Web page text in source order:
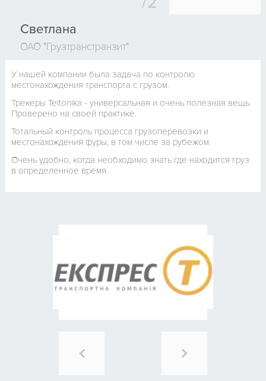
Светлана
ОАО "Грузтранстранзит"
У нашей компании была задача по контролю
местонахождения транспорта с грузом.
Трекеры Teltonika - универсальная и очень полезная вещь.
Проверено на своей практике.
Тотальный контроль процесса грузоперевозки и
местонахождения фуры, в том числе за рубежом.
Очень удобно, когда необходимо знать где находится груз
в определенное время.